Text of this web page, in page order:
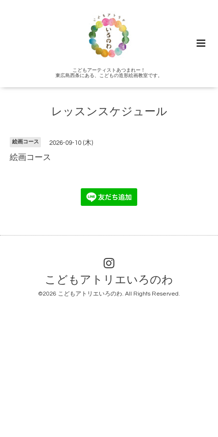
こどもアーティストあつまれー！
東広島西条にある、こどもの造形絵画教室です。
レッスンスケジュール
絵画コース 2026-09-10 (木)
絵画コース
こどもアトリエいろのわ
©2026 こどもアトリエいろのわ. All Rights Reserved.